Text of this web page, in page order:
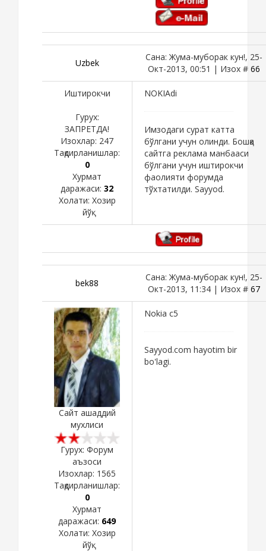
Uzbеk
Сана: Жума-муборак кун!, 25-
Окт-2013, 00:51 | Изох # 66
Иштирокчи
Гурух:
ЗАПРЕТДА!
Изохлар: 247
Тақдирланишлар:
0
Хурмат
даражаси: 32
Холати: Хозир
йўқ
NOKIAdi
Имзодаги сурат катта
бўлгани учун олинди. Бошқа
сайтга реклама манбааси
бўлгани учун иштирокчи
фаолияти форумда
тўхтатилди. Sayyod.
bek88
Сана: Жума-муборак кун!, 25-
Окт-2013, 11:34 | Изох # 67
Сайт ашаддий
мухлиси
Гурух: Форум
аъзоси
Изохлар: 1565
Тақдирланишлар:
0
Хурмат
даражаси: 649
Холати: Хозир
йўқ
Nokia c5
Sayyod.com hayotim bir
bo'lagi.